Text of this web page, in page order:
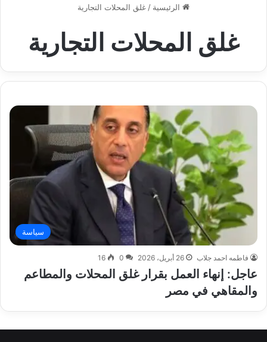
الرئيسية /غلق المحلات التجارية
غلق المحلات التجارية
سياسة
فاطمه احمد جلاب 26 أبريل، 2026 0
16
عاجل: إنهاء العمل بقرار غلق المحلات والمطاعم
والمقاهي في مصر